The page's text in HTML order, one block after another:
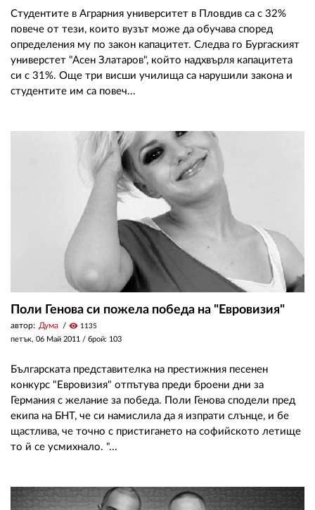
Студентите в Аграрния университет в Пловдив са с 32%
повече от тези, които вузът може да обучава според
определения му по закон капацитет. Следва го Бургаският
универстет "Асен Златаров", който надхвърля капацитета
си с 31%. Още три висши училища са нарушили закона и
студентите им са повеч...
Поли Генова си пожела победа на "Евровизия"
автор: Дума visibility 1135
петък, 06 Май 2011 / брой: 103
Българската представителка на престижния песенен
конкурс "Евровизия" отпътува преди броени дни за
Германия с желание за победа. Поли Генова сподели пред
екипа на БНТ, че си намислила да я изпрати слънце, и бе
щастлива, че точно с пристигането на софийското летище
то й се усмихнало. "...